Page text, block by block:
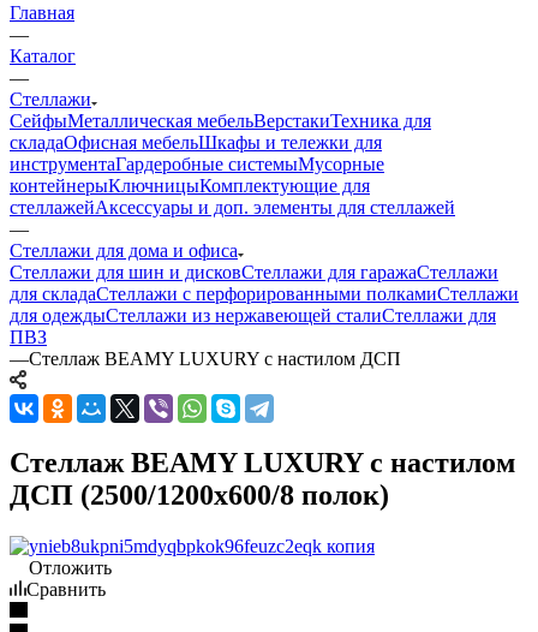
Главная
—
Каталог
—
Стеллажи
СейфыМеталлическая мебельВерстакиТехника для
складаОфисная мебельШкафы и тележки для
инструментаГардеробные системыМусорные
контейнерыКлючницыКомплектующие для
стеллажейАксессуары и доп. элементы для стеллажей
—
Стеллажи для дома и офиса
Стеллажи для шин и дисковСтеллажи для гаражаСтеллажи
для складаСтеллажи с перфорированными полкамиСтеллажи
для одеждыСтеллажи из нержавеющей сталиСтеллажи для
ПВЗ
—Стеллаж BEAMY LUXURY с настилом ДСП
Стеллаж BEAMY LUXURY с настилом
ДСП (2500/1200x600/8 полок)
Отложить
Сравнить